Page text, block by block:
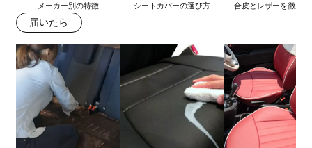
メーカー別の特徴 シートカバーの選び方 合皮とレザーを徹底比
届いたら